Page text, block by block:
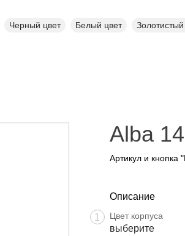
Черный цвет Белый цвет Золотистый
Alba 14
Артикул и кнопка
Описание
1
Цвет корпуса
выберите